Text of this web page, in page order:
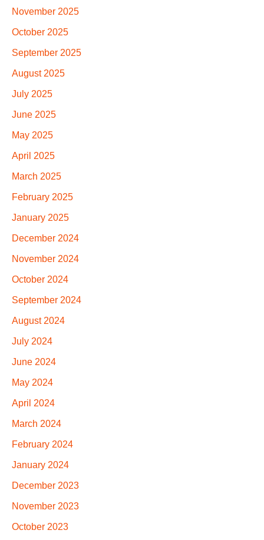
November 2025
October 2025
September 2025
August 2025
July 2025
June 2025
May 2025
April 2025
March 2025
February 2025
January 2025
December 2024
November 2024
October 2024
September 2024
August 2024
July 2024
June 2024
May 2024
April 2024
March 2024
February 2024
January 2024
December 2023
November 2023
October 2023